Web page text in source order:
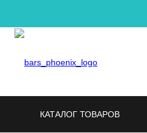
КАТАЛОГ ТОВАРОВ